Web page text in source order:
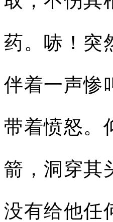
药。哧！突
伴着一声惨
带着愤怒。
箭，洞穿其
没有给他任